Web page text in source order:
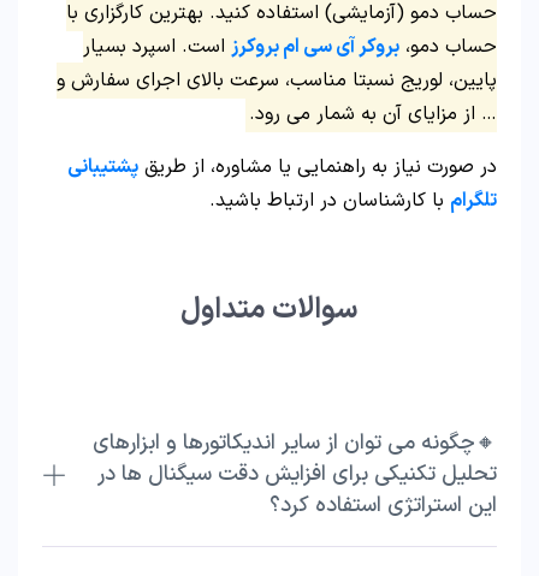
حساب دمو (آزمایشی) استفاده کنید. بهترین کارگزاری با
حساب دمو، بروکر آی سی ام بروکرز است. اسپرد بسیار
پایین، لوریج نسبتا مناسب، سرعت بالای اجرای سفارش و
… از مزایای آن به شمار می رود.
در صورت نیاز به راهنمایی یا مشاوره، از طریق پشتیبانی
تلگرام با کارشناسان در ارتباط باشید.
سوالات متداول
🔸چگونه می‌ توان از سایر اندیکاتورها و ابزارهای
تحلیل تکنیکی برای افزایش دقت سیگنال‌ ها در
این استراتژی استفاده کرد؟